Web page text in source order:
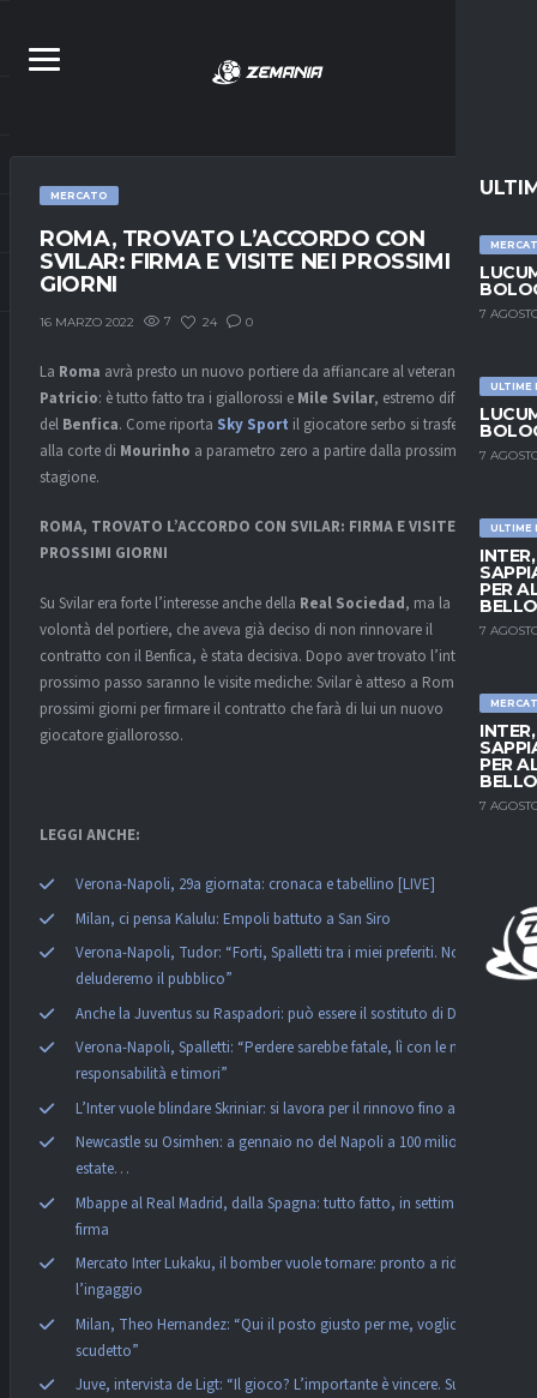
7
ULTIME
7
ULTIME
PER
7
PER
7
MERCATO
ROMA, TROVATO L’ACCORDO CON
SVILAR: FIRMA E VISITE NEI PROSSIMI
GIORNI
16 MARZO 2022 7 24 0
La Roma avrà presto un nuovo portiere da affiancare al veterano
Rui
Patricio: è tutto fatto tra i giallorossi e Mile Svilar, estremo difensore
del Benfica. Come riporta Sky Sport il giocatore serbo si trasferirà
alla corte di Mourinho a parametro zero a partire dalla prossima
stagione.
ROMA, TROVATO L’ACCORDO CON SVILAR: FIRMA E VISITE NEI
PROSSIMI GIORNI
Su Svilar era forte l’interesse anche della Real Sociedad, ma la
volontà del portiere, che aveva già deciso di non rinnovare il
contratto con il Benfica, è stata decisiva. Dopo aver trovato l’intesa, il
prossimo passo saranno le visite mediche: Svilar è atteso a Roma nei
prossimi giorni per firmare il contratto che farà di lui un nuovo
giocatore giallorosso.
LEGGI ANCHE:
Verona-Napoli, 29a giornata: cronaca e tabellino [LIVE]
Milan, ci pensa Kalulu: Empoli battuto a San Siro
Verona-Napoli, Tudor: “Forti, Spalletti tra i miei preferiti. Non
deluderemo il pubblico”
Anche la Juventus su Raspadori: può essere il sostituto di Dybala
Verona-Napoli, Spalletti: “Perdere sarebbe fatale, lì con le nostre
responsabilità e timori”
L’Inter vuole blindare Skriniar: si lavora per il rinnovo fino al 2027
Newcastle su Osimhen: a gennaio no del Napoli a 100 milioni. In
estate…
Mbappe al Real Madrid, dalla Spagna: tutto fatto, in settimana la
firma
Mercato Inter Lukaku, il bomber vuole tornare: pronto a ridursi
l’ingaggio
Milan, Theo Hernandez: “Qui il posto giusto per me, voglio lo
scudetto”
Juve, intervista de Ligt: “Il gioco? L’importante è vincere. Su